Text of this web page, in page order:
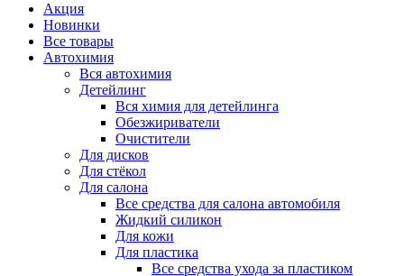
Акция
Новинки
Все товары
Автохимия
Вся автохимия
Детейлинг
Вся химия для детейлинга
Обезжириватели
Очистители
Для дисков
Для стёкол
Для салона
Все средства для салона автомобиля
Жидкий силикон
Для кожи
Для пластика
Все средства ухода за пластиком